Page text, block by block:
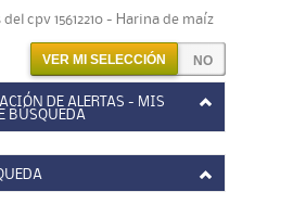
cpv 15612210 - Harina de maíz
VER MI SELECCIÓN
DE ALERTAS - MIS
BÚSQUEDA